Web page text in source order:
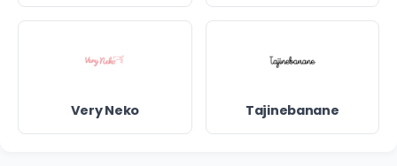
Very Neko Tajinebanane